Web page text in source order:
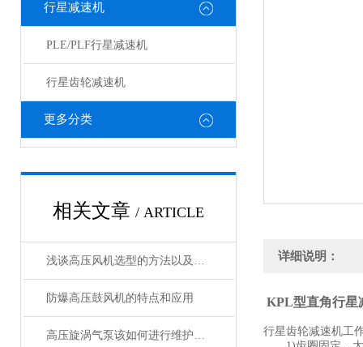
行星减速机
PLE/PLF行星减速机
行星齿轮减速机
更多分类
相关文章 / ARTICLE
浅谈高压风机选型的方法以及注意事项
防爆高压鼓风机的特点和应用
高压旋涡气泵该如何进行维护保养
详细说明：
KPL型直角行星
行星齿轮减速机工